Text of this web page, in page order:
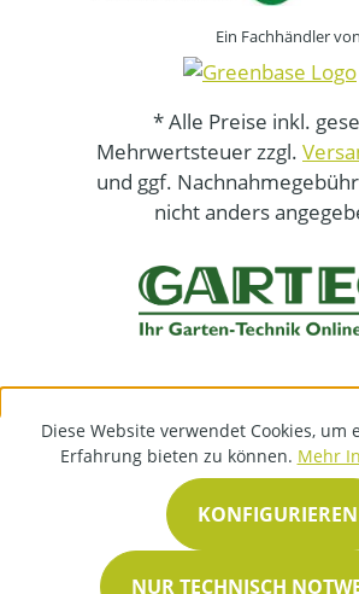
Ein Fachhändler von
* Alle Preise inkl.
Mehrwertsteuer zzgl.
und ggf.
nicht anders
Diese Website verwendet Cookies, um
Erfahrung bieten zu können. Mehr
NUR TECHNISCH
KONFIGURIEREN